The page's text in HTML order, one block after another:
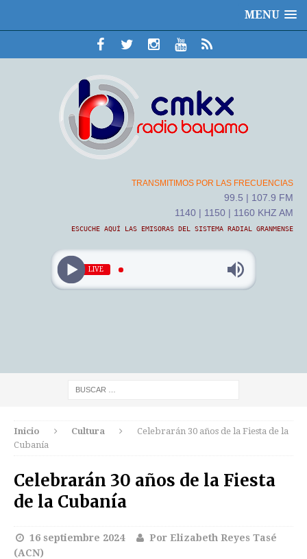
MENU
TRANSMITIMOS POR LAS FRECUENCIAS
99.5 | 107.9 FM
1140 | 1150 | 1160 KHZ AM
ESCUCHE AQUÍ LAS EMISORAS DEL SISTEMA RADIAL GRANMENSE
LIVE
Inicio Cultura
Celebrarán 30 años de la Fiesta de la
Cubanía
Celebrarán 30 años de la Fiesta
de la Cubanía
16 septiembre 2024
Por Elizabeth Reyes Tasé
(ACN)